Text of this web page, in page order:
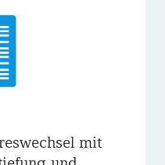
mit